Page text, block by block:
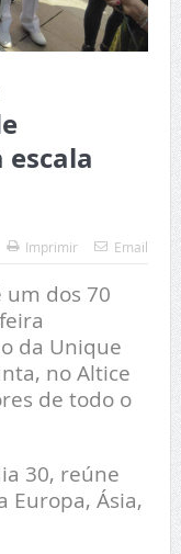
Imprimir Email
um dos 70
da Unique
no Altice
de todo o
30, reúne
Europa, Ásia,